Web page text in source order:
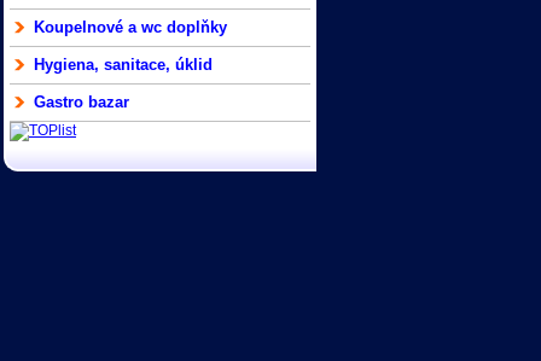
Koupelnové a wc doplňky
Hygiena, sanitace, úklid
Gastro bazar